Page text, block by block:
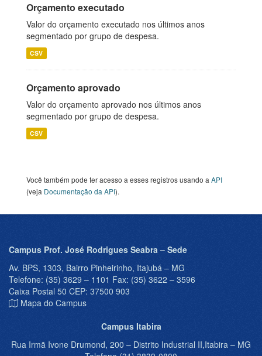
Orçamento executado
Valor do orçamento executado nos últimos anos
segmentado por grupo de despesa.
CSV
Orçamento aprovado
Valor do orçamento aprovado nos últimos anos
segmentado por grupo de despesa.
CSV
Você também pode ter acesso a esses registros usando a API
(veja Documentação da API).
Campus Prof. José Rodrigues Seabra – Sede
Av. BPS, 1303, Bairro Pinheirinho, Itajubá – MG
Telefone: (35) 3629 – 1101 Fax: (35) 3622 – 3596
Caixa Postal 50 CEP: 37500 903
Mapa do Campus
Campus Itabira
Rua Irmã Ivone Drumond, 200 – Distrito Industrial II,Itabira – MG